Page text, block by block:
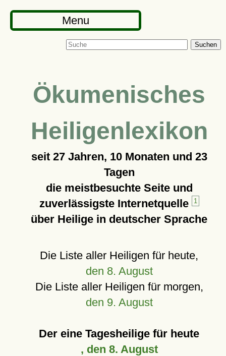
Menu
Suchen
Ökumenisches
Heiligenlexikon
seit 27 Jahren, 10 Monaten und 23
Tagen
die meistbesuchte Seite und
zuverlässigste Internetquelle
1
über Heilige in deutscher Sprache
Die Liste aller Heiligen für heute,
den 8. August
Die Liste aller Heiligen für morgen,
den 9. August
Der eine Tagesheilige für heute
, den 8. August